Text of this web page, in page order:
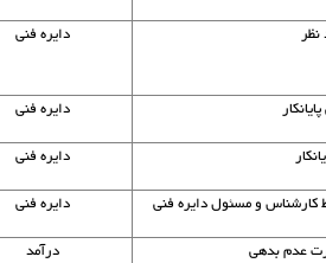
دایره فنی
دایره فنی
دایره فنی
کارشناس و مسئول دایره فنی دایره فنی
عدم بدهی درآمد